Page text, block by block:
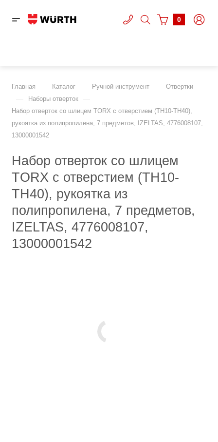
0
Главная — Каталог — Ручной инструмент — Отвертки
— Наборы отверток —
Набор отверток со шлицем TORX с отверстием (TH10-TH40),
рукоятка из полипропилена, 7 предметов, IZELTAS, 4776008107,
13000001542
Набор отверток со шлицем
TORX с отверстием (TH10-
TH40), рукоятка из
полипропилена, 7 предметов,
IZELTAS, 4776008107,
13000001542